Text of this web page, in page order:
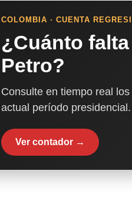
COLOMBIA · CUENTA
¿Cuánto
Petro?
Consulte en tiempo real
actual período presidencial.
Ver contador →